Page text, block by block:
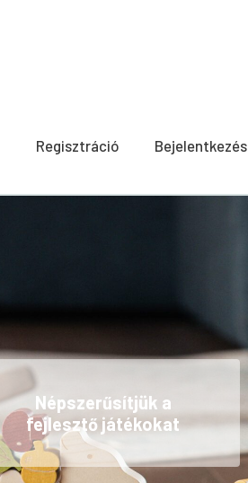
Regisztráció Bejelentkezés
Népszerűsítjük a
fejlesztő játékokat